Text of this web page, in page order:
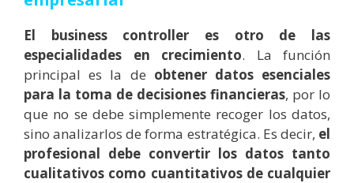
El business controller es otro de las
especialidades en crecimiento. La función
principal es la de obtener datos esenciales
para la toma de decisiones financieras, por lo
que no se debe simplemente recoger los datos,
sino analizarlos de forma estratégica. Es decir, el
profesional debe convertir los datos tanto
cualitativos como cuantitativos de cualquier